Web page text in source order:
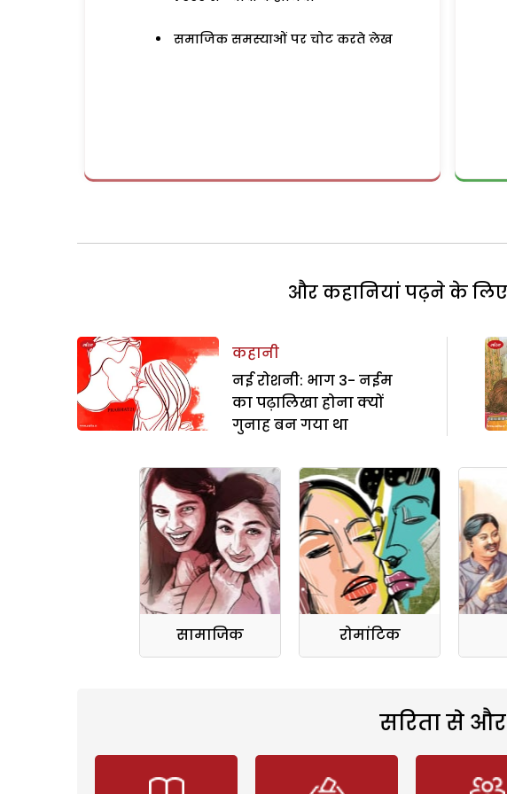
समाजिक समस्याओं पर चोट करते लेख
और कहानियां पढ़ने के
कहानी
नई रोशनी: भाग 3- नईम
का पढ़ालिखा होना क्यों
गुनाह बन गया था
सामाजिक रोमांटिक
सरिता से और